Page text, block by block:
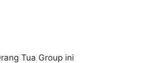
Tua Group ini